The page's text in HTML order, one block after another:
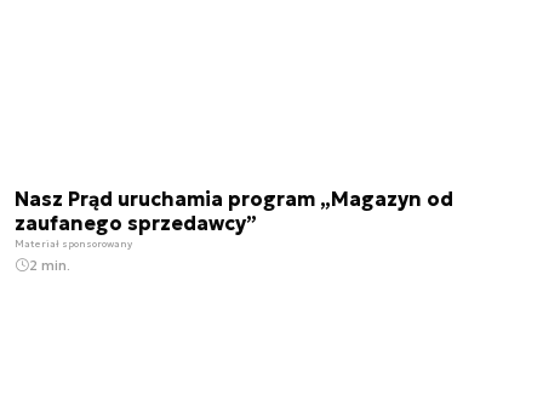
Nasz Prąd uruchamia program „Magazyn od
zaufanego sprzedawcy”
Materiał sponsorowany
2 min.